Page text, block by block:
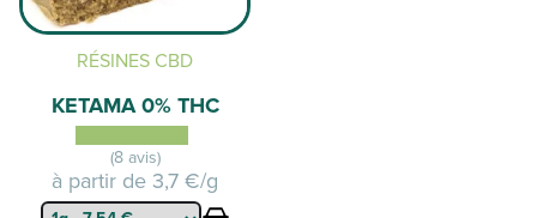
RÉSINES CBD
KETAMA 0% THC
(8 avis)
à partir de 3,7 €/g